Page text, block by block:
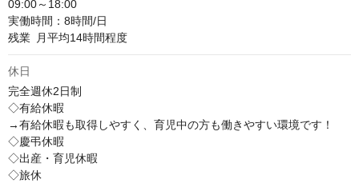
09:00～18:00
実働時間：8時間/日
残業 月平均14時間程度
休日
完全週休2日制
◇有給休暇
→有給休暇も取得しやすく、育児中の方も働きやすい環境です！
◇慶弔休暇
◇出産・育児休暇
◇旅休